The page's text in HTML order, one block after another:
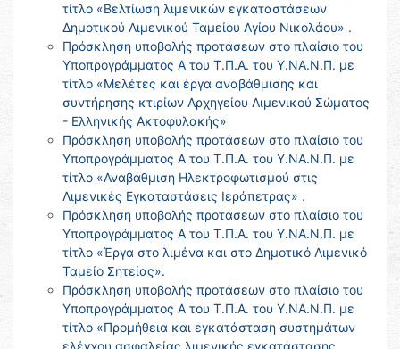
τίτλο «Βελτίωση λιμενικών εγκαταστάσεων
Δημοτικού Λιμενικού Ταμείου Αγίου Νικολάου» .
Πρόσκληση υποβολής προτάσεων στο πλαίσιο του
Υποπρογράμματος Α του Τ.Π.Α. του Υ.ΝΑ.Ν.Π. με
τίτλο «Μελέτες και έργα αναβάθμισης και
συντήρησης κτιρίων Αρχηγείου Λιμενικού Σώματος
- Ελληνικής Ακτοφυλακής»
Πρόσκληση υποβολής προτάσεων στο πλαίσιο του
Υποπρογράμματος Α του Τ.Π.Α. του Υ.ΝΑ.Ν.Π. με
τίτλο «Αναβάθμιση Ηλεκτροφωτισμού στις
Λιμενικές Εγκαταστάσεις Ιεράπετρας» .
Πρόσκληση υποβολής προτάσεων στο πλαίσιο του
Υποπρογράμματος Α του Τ.Π.Α. του Υ.ΝΑ.Ν.Π. με
τίτλο «Έργα στο λιμένα και στο Δημοτικό Λιμενικό
Ταμείο Σητείας».
Πρόσκληση υποβολής προτάσεων στο πλαίσιο του
Υποπρογράμματος Α του Τ.Π.Α. του Υ.ΝΑ.Ν.Π. με
τίτλο «Προμήθεια και εγκατάσταση συστημάτων
ελέγχου ασφαλείας λιμενικής εγκατάστασης